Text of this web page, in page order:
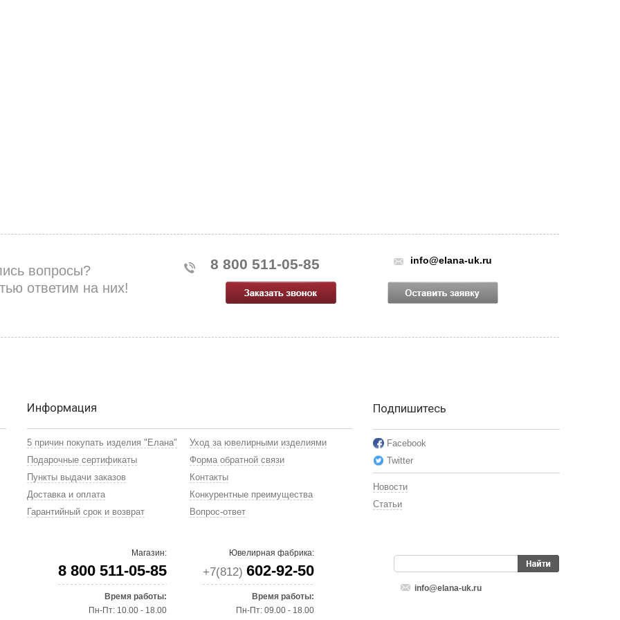
вопросы?
ответим на них!
8 800 511-05-85 info@elana-uk.ru
Информация
5 причин покупать изделия "Елана"
Подарочные сертификаты
Пункты выдачи заказов
Доставка и оплата
Гарантийный срок и возврат
Уход за ювелирными изделиями
Форма обратной связи
Контакты
Конкурентные преимущества
Вопрос-ответ
Подпишитесь
Facebook
Twitter
Новости
Статьи
Магазин:
8 800 511-05-85
Время работы:
Пн-Пт: 10.00 - 18.00
Ювелирная фабрика:
+7(812) 602-92-50
Время работы:
Пн-Пт: 09.00 - 18.00
info@elana-uk.ru